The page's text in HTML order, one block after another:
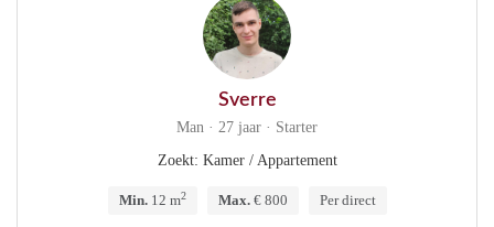
Sverre
Man · 27 jaar · Starter
Zoekt: Kamer / Appartement
Min.12 m2 Max.€ 800 Per direct